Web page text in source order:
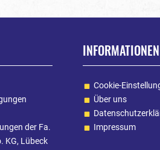
der Fa.
KG, Lübeck
INFORMATIONEN
Cookie-
Über uns
Impressum